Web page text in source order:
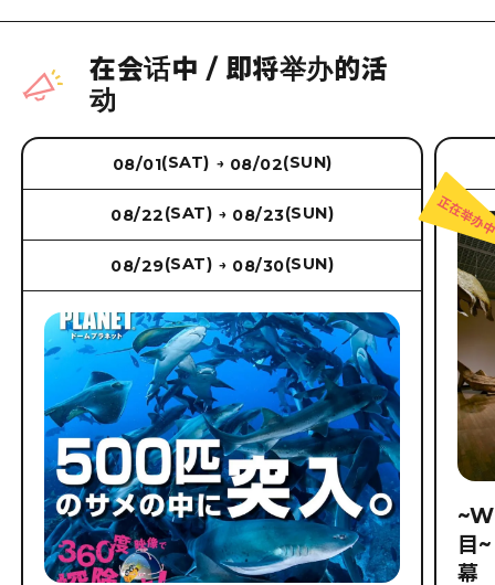
在会话中 / 即将举办的活
动
08/01(SAT) → 08/02(SUN)
08/22(SAT) → 08/23(SUN)
08/29(SAT) → 08/30(SUN)
目
幕